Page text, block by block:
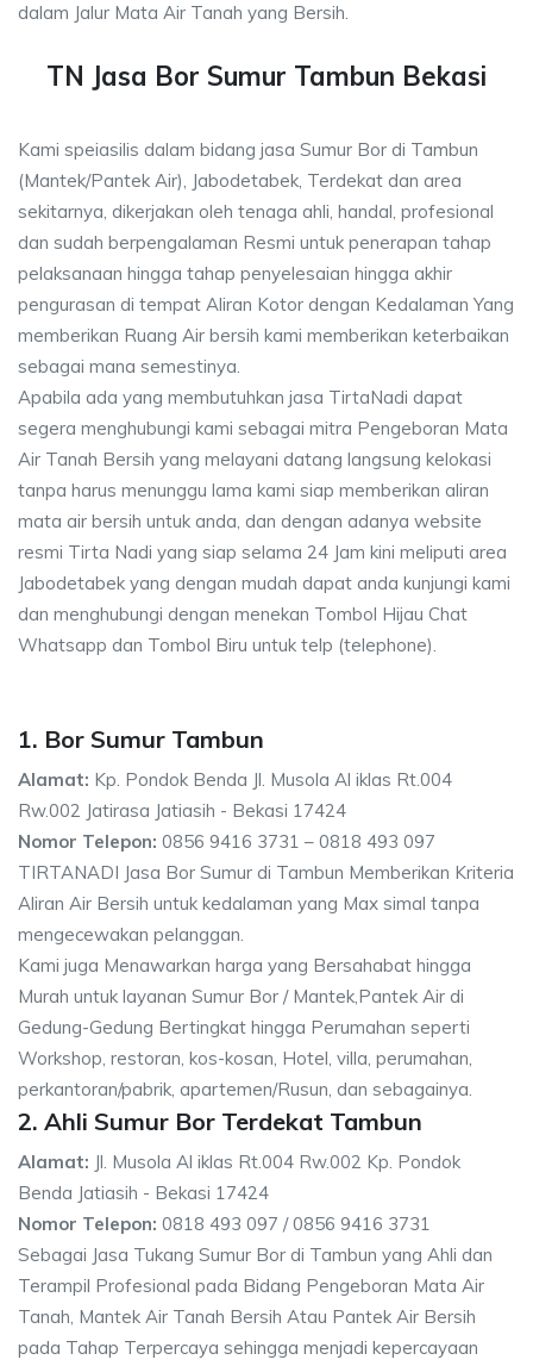
dalam Jalur Mata Air Tanah yang Bersih.
TN Jasa Bor Sumur Tambun Bekasi
Kami speiasilis dalam bidang jasa Sumur Bor di Tambun
(Mantek/Pantek Air), Jabodetabek, Terdekat dan area
sekitarnya, dikerjakan oleh tenaga ahli, handal, profesional
dan sudah berpengalaman Resmi untuk penerapan tahap
pelaksanaan hingga tahap penyelesaian hingga akhir
pengurasan di tempat Aliran Kotor dengan Kedalaman Yang
memberikan Ruang Air bersih kami memberikan keterbaikan
sebagai mana semestinya.
Apabila ada yang membutuhkan jasa TirtaNadi dapat
segera menghubungi kami sebagai mitra Pengeboran Mata
Air Tanah Bersih yang melayani datang langsung kelokasi
tanpa harus menunggu lama kami siap memberikan aliran
mata air bersih untuk anda, dan dengan adanya website
resmi Tirta Nadi yang siap selama 24 Jam kini meliputi area
Jabodetabek yang dengan mudah dapat anda kunjungi kami
dan menghubungi dengan menekan Tombol Hijau Chat
Whatsapp dan Tombol Biru untuk telp (telephone).
1. Bor Sumur Tambun
Alamat: Kp. Pondok Benda Jl. Musola Al iklas Rt.004
Rw.002 Jatirasa Jatiasih - Bekasi 17424
Nomor Telepon: 0856 9416 3731 – 0818 493 097
TIRTANADI Jasa Bor Sumur di Tambun Memberikan Kriteria
Aliran Air Bersih untuk kedalaman yang Max simal tanpa
mengecewakan pelanggan.
Kami juga Menawarkan harga yang Bersahabat hingga
Murah untuk layanan Sumur Bor / Mantek,Pantek Air di
Gedung-Gedung Bertingkat hingga Perumahan seperti
Workshop, restoran, kos-kosan, Hotel, villa, perumahan,
perkantoran/pabrik, apartemen/Rusun, dan sebagainya.
2. Ahli Sumur Bor Terdekat Tambun
Alamat: Jl. Musola Al iklas Rt.004 Rw.002 Kp. Pondok
Benda Jatiasih - Bekasi 17424
Nomor Telepon: 0818 493 097 / 0856 9416 3731
Sebagai Jasa Tukang Sumur Bor di Tambun yang Ahli dan
Terampil Profesional pada Bidang Pengeboran Mata Air
Tanah, Mantek Air Tanah Bersih Atau Pantek Air Bersih
pada Tahap Terpercaya sehingga menjadi kepercayaan